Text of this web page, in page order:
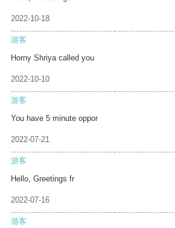
2022-10-18
游客
Horny Shriya called you
2022-10-10
游客
You have 5 minute oppor
2022-07-21
游客
Hello, Greetings fr
2022-07-16
游客